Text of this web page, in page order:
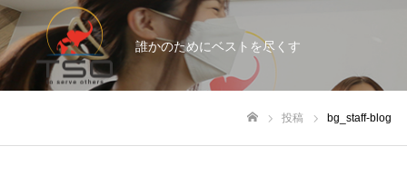
誰かのためにベストを尽くす
投稿 bg_staff-blog